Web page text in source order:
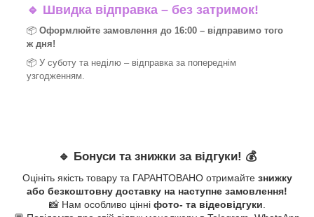
🔹 Швидка відправка – без затримок!
📦 Оформлюйте замовлення до 16:00 – відправимо того
ж дня!
📦 У суботу та неділю – відправка за попереднім
узгодженням.
🔹 Бонуси та знижки за відгуки! 💰
Оцініть якість товару та ГАРАНТОВАНО отримайте знижку
або безкоштовну доставку на наступне замовлення!
📸 Нам особливо цінні фото- та відеовідгуки.